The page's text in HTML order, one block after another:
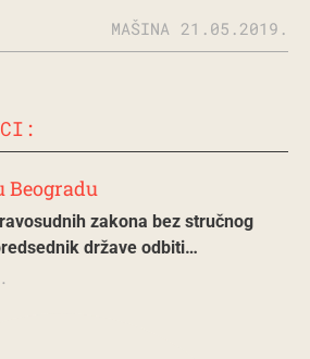
MAŠINA 21.05.2019.
zakona bez stručnog
države odbiti…